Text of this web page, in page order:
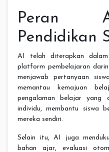
Peran
Pendidikan
AI telah diterapkan
platform pembelajaran
menjawab pertanyaan
memantau kemajuan
pengalaman belajar yang
individu, membantu siswa
mereka sendiri.
Selain itu, AI juga
bahan ajar, evaluasi